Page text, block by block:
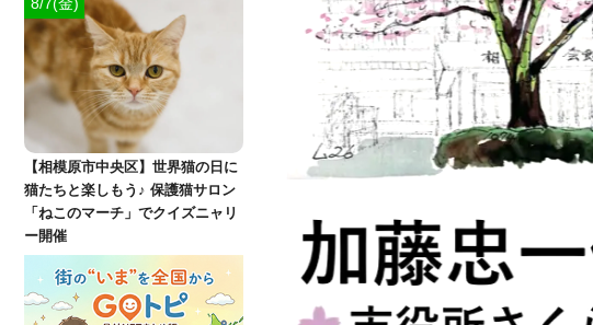
8/7(金)
【相模原市中央区】世界猫の日に
猫たちと楽しもう♪ 保護猫サロン
「ねこのマーチ」でクイズニャリ
ー開催